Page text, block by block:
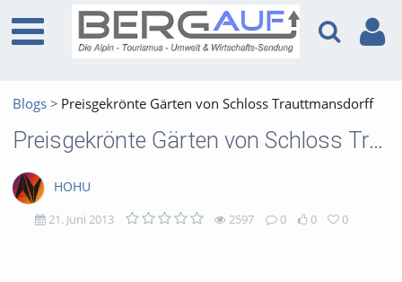
Blogs Preisgekrönte Gärten von Schloss Trauttmansdorff
Preisgekrönte Gärten von Schloss Trauttmansdorff
HOHU
21. Juni 2013 2597 0 0 0